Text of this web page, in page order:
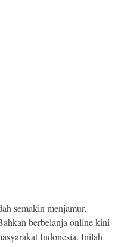
semakin menjamur,
berbelanja online kini
Indonesia. Inilah